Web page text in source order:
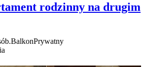
rodzinny na drugim
BalkonPrywatny